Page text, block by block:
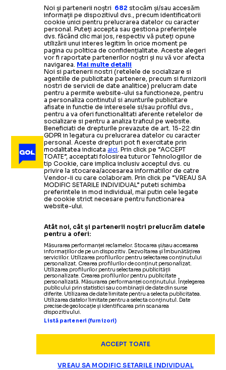
Noi și partenerii noștri 682 stocăm și/sau accesăm
informații pe dispozitivul dvs., precum identificatorii
cookie unici pentru prelucrarea datelor cu caracter
personal. Puteți accepta sau gestiona preferințele
dvs. făcând clic mai jos, respectiv vă puteți opune
utilizării unui interes legitim în orice moment pe
pagina cu politica de confidențialitate. Aceste alegeri
vor fi raportate partenerilor noștri și nu vă vor afecta
navigarea. Mai multe detalii
Noi si partenerii nostri (retelele de socializare si
agentiile de publicitate partenere, precum si furnizorii
nostri de servicii de date analitice) prelucram date
pentru a permite website-ului sa functioneze, pentru
a personaliza continutul si anunturile publicitare
afisate in functie de interesele si/sau profilul dvs.,
pentru a va oferi functionalitati aferente retelelor de
socializare si pentru a analiza traficul pe website.
Beneficiati de drepturile prevazute de art. 15-22 din
GDPR in legatura cu prelucrarea datelor cu caracter
personal. Aceste drepturi pot fi exercitate prin
modalitatea indicataaici. Prin click pe “ACCEPT
TOATE”, acceptati folosirea tuturor Tehnologiilor de
tip Cookie, care implica inclusiv acceptul dvs. cu
privire la stocarea/accesarea informatiilor de catre
Vendor-ii cu care colaboram. Prin click pe “VREAU SA
MODIFIC SETARILE INDIVIDUAL” puteti schimba
preferintele in mod individual, mai putin cele legate
de cookie strict necesare pentru functionarea
website-ului.
Atât noi, cât și partenerii noștri prelucrăm datele
pentru a oferi:
Măsurarea performanței reclamelor. Stocarea și/sau accesarea
informațiilor de pe un dispozitiv. Dezvoltarea și îmbunătățirea
serviciilor. Utilizarea profilurilor pentru selectarea conținutului
personalizat. Crearea profilurilor de conținut personalizat.
Utilizarea profilurilor pentru selectarea publicității
personalizate. Crearea profilurilor pentru publicitate
personalizată. Măsurarea performanței conținutului. Înțelegerea
publicului prin statistici sau combinații de date din surse
diferite. Utilizarea de date limitate pentru a selecta publicitatea.
Utilizarea datelor limitate pentru a selecta conținutul. Date
precise de geolocație și identificarea prin scanarea
dispozitivului.
Listă parteneri (furnizori)
ACCEPT TOATE
VREAU SA MODIFIC SETARILE INDIVIDUAL